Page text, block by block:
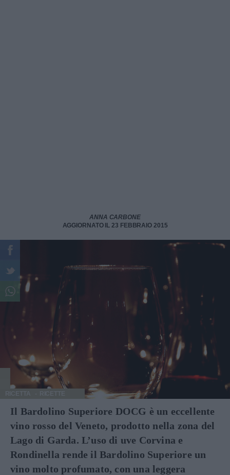
ANNA CARBONE
AGGIORNATO IL 23 FEBBRAIO 2015
RICETTA
Il Bardolino Superiore DOCG è un eccellente
vino rosso del Veneto, prodotto nella zona del
Lago di Garda. L’uso di uve Corvina e
Rondinella rende il Bardolino Superiore un
vino molto profumato, con una leggera